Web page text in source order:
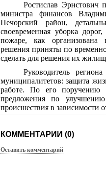
Ростислав Эрнстович
министра финансов
Печорский район,
своевременная уборка
пожаре, как
решения приняты по
сделать для решения их
Руководитель
муниципалитетов: защита
работе. По его поручению
предложения по
происшествия в зависимости
КОММЕНТАРИИ (0)
Оставить комментарий